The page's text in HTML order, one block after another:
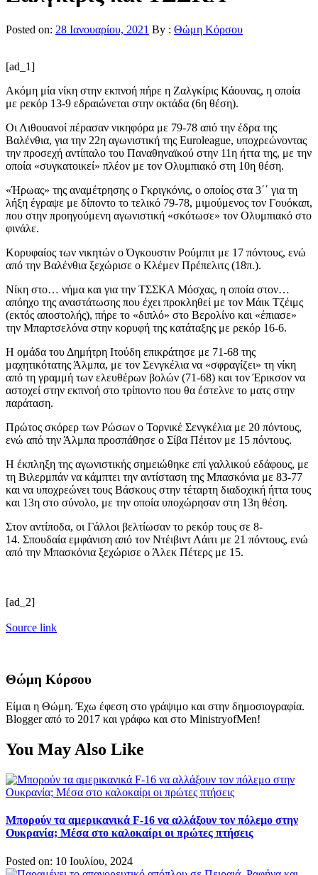
Posted on: 28 Ιανουαρίου, 2021 By : Θώμη Κόρσου
[ad_1]
Ακόμη μία νίκη στην εκπνοή πήρε η Ζαλγκίρις Κάουνας, η οποία
με ρεκόρ 13-9 εδραιώνεται στην οκτάδα (6η θέση).
Οι Λιθουανοί πέρασαν νικηφόρα με 79-78 από την έδρα της
Βαλένθια, για την 22η αγωνιστική της Euroleague, υποχρεώνοντας
την προσεχή αντίπαλο του Παναθηναϊκού στην 11η ήττα της, με την
οποία «συγκατοικεί» πλέον με τον Ολυμπιακό στη 10η θέση.
«Ήρωας» της αναμέτρησης ο Γκριγκόνις, ο οποίος στα 3΄΄ για τη
λήξη έγραψε με δίποντο το τελικό 79-78, μιμούμενος τον Γουόκαπ,
που στην προηγούμενη αγωνιστική «σκότωσε» τον Ολυμπιακό στο
φινάλε.
Κορυφαίος των νικητών ο Όγκουστιν Ρούμπιτ με 17 πόντους, ενώ
από την Βαλένθια ξεχώρισε ο Κλέμεν Πρέπελιτς (18π.).
Νίκη στο… νήμα και για την ΤΣΣΚΑ Μόσχας, η οποία στον…
απόηχο της αναστάτωσης που έχει προκληθεί με τον Μάικ Τζέιμς
(εκτός αποστολής), πήρε το «διπλό» στο Βερολίνο και «έπιασε»
την Μπαρτσελόνα στην κορυφή της κατάταξης με ρεκόρ 16-6.
Η ομάδα του Δημήτρη Ιτούδη επικράτησε με 71-68 της
μαχητικότατης Άλμπα, με τον Σενγκέλια να «σφραγίζει» τη νίκη
από τη γραμμή των ελευθέρων βολών (71-68) και τον Έρικσον να
αστοχεί στην εκπνοή στο τρίποντο που θα έστελνε το ματς στην
παράταση.
Πρώτος σκόρερ των Ρώσων ο Τορνικέ Σενγκέλια με 20 πόντους,
ενώ από την Άλμπα προσπάθησε ο Σίβα Πέιτον με 15 πόντους.
Η έκπληξη της αγωνιστικής σημειώθηκε επί γαλλικού εδάφους, με
τη Βιλερμπάν να κάμπτει την αντίσταση της Μπασκόνια με 83-77
και να υποχρεώνει τους Βάσκους στην τέταρτη διαδοχική ήττα τους
και 13η στο σύνολο, με την οποία υποχώρησαν στη 13η θέση.
Στον αντίποδα, οι Γάλλοι βελτίωσαν το ρεκόρ τους σε 8-
14. Σπουδαία εμφάνιση από τον Ντέιβιντ Λάιτι με 21 πόντους, ενώ
από την Μπασκόνια ξεχώρισε ο Άλεκ Πέτερς με 15.
[ad_2]
Source link
Θώμη Κόρσου
Είμαι η Θώμη. Έχω έφεση στο γράψιμο και στην δημοσιογραφία.
Blogger από το 2017 και γράφω και στο MinistryofMen!
You May Also Like
Μπορούν τα αμερικανικά F-16 να αλλάξουν τον πόλεμο στην
Ουκρανία; Μέσα στο καλοκαίρι οι πρώτες πτήσεις
Posted on: 10 Ιουλίου, 2024